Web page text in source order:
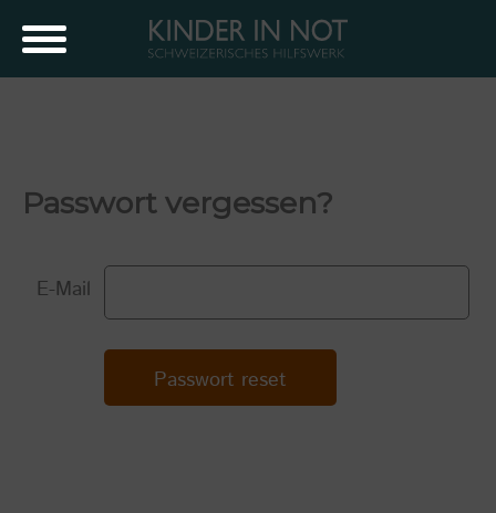
Passwort vergessen?
E-Mail
Passwort reset